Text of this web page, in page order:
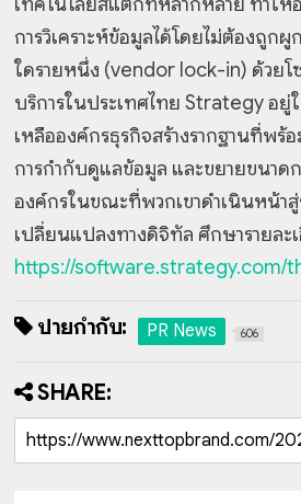
การวิเคราะห์ข้อมูลได้โดยไม่ต้องถูก
ใดรายหนึ่ง (vendor lock-in) ด้วย
บริการในประเทศไทย Strategy อ
เหลือองค์กรธุรกิจสร้างรากฐานที่พร้อ
การกำกับดูแลข้อมูล และขยายขนาดก
องค์กรในขณะที่พวกเขาดำเนินหน้าสู่
เปลี่ยนแปลงทางดิจิทัล ศึกษารายละ
https://software.strategy.com/
ป้ายกำกับ: PR News 606
SHARE: